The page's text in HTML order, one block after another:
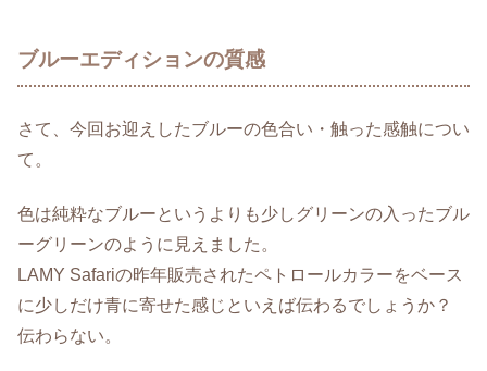
ブルーエディションの質感
さて、今回お迎えしたブルーの色合い・触った感触につい
て。
色は純粋なブルーというよりも少しグリーンの入ったブル
ーグリーンのように見えました。
LAMY Safariの昨年販売されたペトロールカラーをベース
に少しだけ青に寄せた感じといえば伝わるでしょうか？
伝わらない。